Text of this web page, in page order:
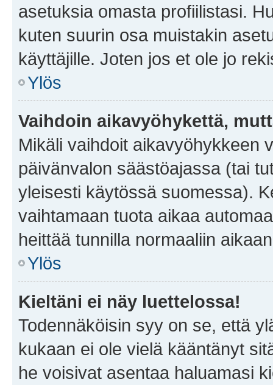
asetuksia omasta profiilistasi.
kuten suurin osa muistakin
käyttäjille. Joten jos et ole jo
Ylös
Vaihdoin aikavyöhykettä,
Mikäli vaihdoit aikavyöhykkeen
päivänvalon säästöajassa (tai
yleisesti käytössä suomessa).
vaihtamaan tuota aikaa
heittää tunnilla normaaliin
Ylös
Kieltäni ei näy luettelossa!
Todennäköisin syy on se, että
kukaan ei ole vielä kääntänyt
he voisivat asentaa haluamasi